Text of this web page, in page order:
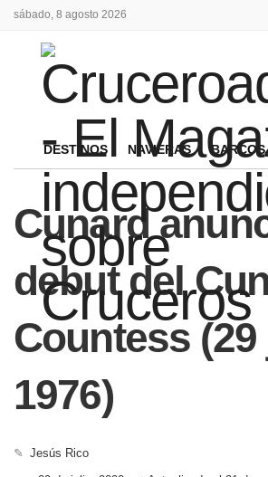
sábado, 8 agosto 2026
DESTINOS NAVIERAS BARCOS
Cunard
debut del
Countess
1976)
✎ Jesús Rico